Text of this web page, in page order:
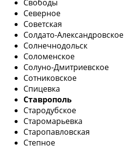
Свободы
Северное
Советская
Солдато-Александровское
Солнечнодольск
Соломенское
Солуно-Дмитриевское
Сотниковское
Спицевка
Ставрополь
Стародубское
Старомарьевка
Старопавловская
Степное